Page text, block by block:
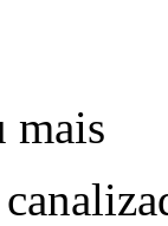
mais